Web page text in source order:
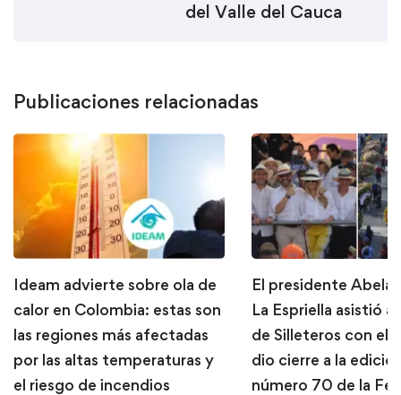
del Valle del Cauca
Publicaciones relacionadas
Ideam advierte sobre ola de
calor en Colombia: estas son
las regiones más afectadas
por las altas temperaturas y
el riesgo de incendios
El presidente
La Espriella asistió
de Silleteros con el
dio cierre a la
número 70 de la